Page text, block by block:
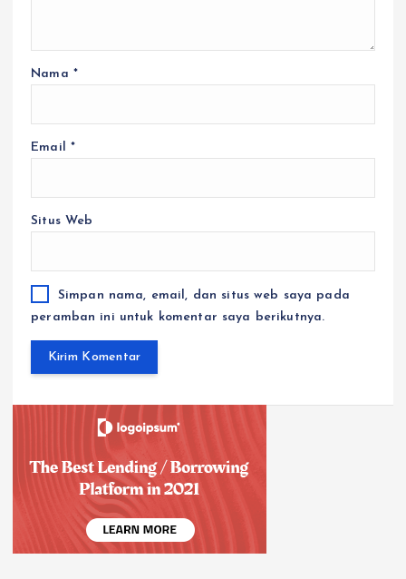
Nama *
Email *
Situs Web
Simpan nama, email, dan situs web saya pada
peramban ini untuk komentar saya berikutnya.